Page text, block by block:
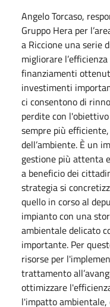
Angelo Torcaso,
Gruppo Hera per
a Riccione una serie
migliorare
finanziamenti
investimenti
ci consentono di
perdite con
sempre più
dell’ambiente. È un
gestione più attenta
a beneficio dei
strategia si
quello in corso al
impianto con una
ambientale delicato
importante. Per
risorse per
trattamento
ottimizzare
l'impatto